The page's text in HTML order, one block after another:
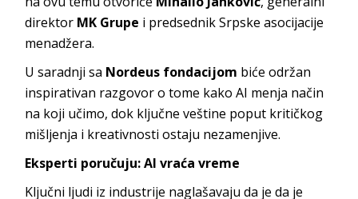
direktor MK Grupe i predsednik Srpske asocijacije
menadžera.
U saradnji sa Nordeus fondacijom biće održan
inspirativan razgovor o tome kako AI menja način
na koji učimo, dok ključne veštine poput kritičkog
mišljenja i kreativnosti ostaju nezamenjive.
Eksperti poručuju: AI vraća vreme
Ključni ljudi iz industrije naglašavaju da je da je